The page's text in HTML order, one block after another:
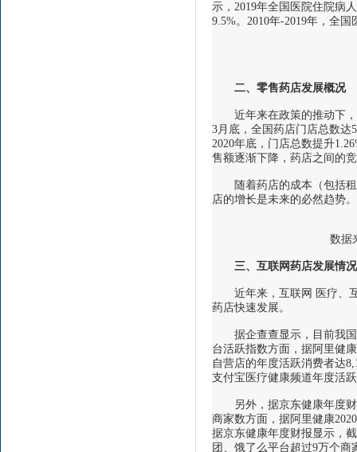
示，2019年全国医院住院病
9.5%。2010年-2019年，全
二、零售药店发展概况
近年来在政策的推动下，
3月底，全国药店门店总数达
2020年底，门店总数提升
售额逐渐下降，药店之间的
随着药店的成本（包括租
店的增长是未来的必然趋势。
数据
三、互联网药店发展情况
近年来，互联网 医疗、互
药店快速发展。
据企查查显示，目前我国
台活跃指数方面，据阿里健
自营店的年度活跃消费者达
支付宝医疗健康频道年度活
另外，据京东健康年度财
商家数方面，据阿里健康
据京东健康年度财报显示，
团、饿了么平台超过9万个